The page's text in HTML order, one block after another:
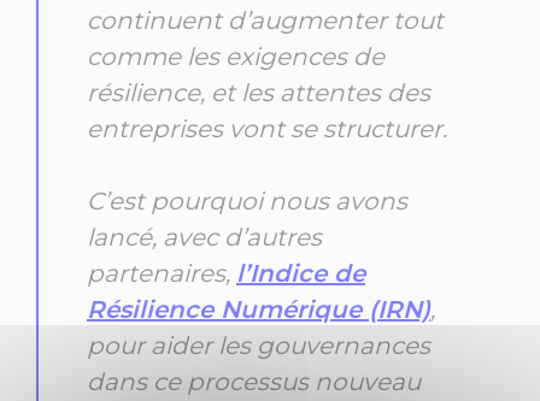
continuent d’augmenter tout
comme les exigences de
résilience, et les attentes des
entreprises vont se structurer.
C’est pourquoi nous avons
lancé, avec d’autres
partenaires, l’Indice de
Résilience Numérique (IRN),
pour aider les gouvernances
dans ce processus nouveau